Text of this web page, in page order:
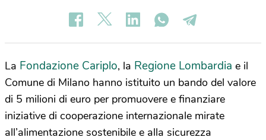
La Fondazione Cariplo, la Regione Lombardia e il
Comune di Milano hanno istituito un bando del valore
di 5 milioni di euro per promuovere e finanziare
iniziative di cooperazione internazionale mirate
all’alimentazione sostenibile e alla sicurezza